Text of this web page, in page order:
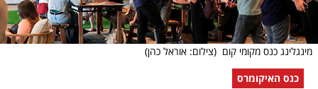
מינגלינג כנס מקומי קום (צילום: אוראל כהן)
כנס האיקומרס